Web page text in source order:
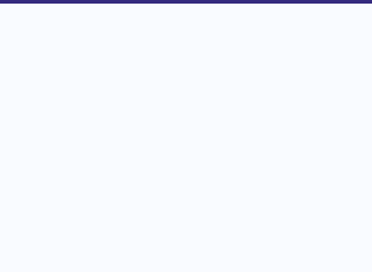
Влечуги и земноводни